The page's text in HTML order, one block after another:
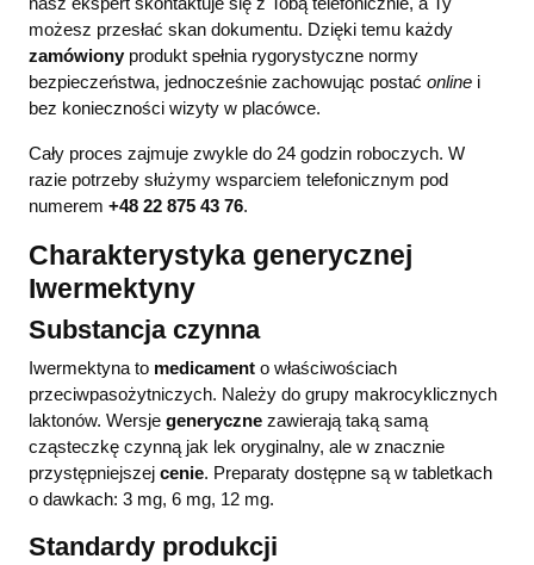
możesz przesłać skan dokumentu. Dzięki temu każdy
zamówiony produkt spełnia rygorystyczne normy
bezpieczeństwa, jednocześnie zachowując postać online i
bez konieczności wizyty w placówce.
Cały proces zajmuje zwykle do 24 godzin roboczych. W
razie potrzeby służymy wsparciem telefonicznym pod
numerem +48 22 875 43 76.
Charakterystyka generycznej
Iwermektyny
Substancja czynna
Iwermektyna to medicament o właściwościach
przeciwpasożytniczych. Należy do grupy makrocyklicznych
laktonów. Wersje generyczne zawierają taką samą
cząsteczkę czynną jak lek oryginalny, ale w znacznie
przystępniejszej cenie. Preparaty dostępne są w tabletkach
o dawkach: 3 mg, 6 mg, 12 mg.
Standardy produkcji